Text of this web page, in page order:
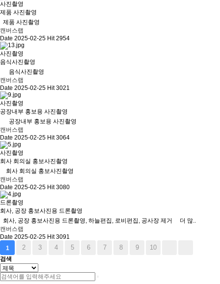
사진촬영
제품 사진촬영
제품 사진촬영
캔버스랩
Date 2025-02-25 Hit 2954
사진촬영
음식사진촬영
음식사진촬영
캔버스랩
Date 2025-02-25 Hit 3021
사진촬영
공장내부 홍보용 사진촬영
공장내부 홍보용 사진촬영
캔버스랩
Date 2025-02-25 Hit 3064
사진촬영
회사 회의실 홍보사진촬영
회사 회의실 홍보사진촬영
캔버스랩
Date 2025-02-25 Hit 3080
드론촬영
회사, 공장 홍보사진용 드론촬영
회사, 공장 홍보사진용 드론촬영, 하늘편집, 로비편집, 공사장 제거 더 많..
캔버스랩
Date 2025-02-25 Hit 3091
1
2 3 4 5 6 7 8 9 10
검색